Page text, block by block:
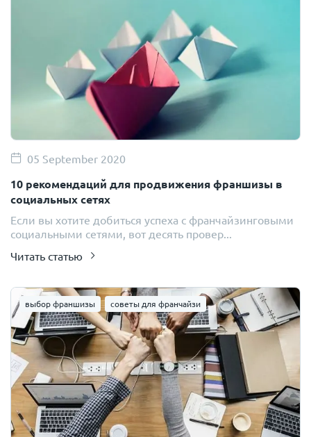
05 September 2020
10 рекомендаций для продвижения франшизы в
социальных сетях
Если вы хотите добиться успеха с франчайзинговыми
социальными сетями, вот десять провер...
Читать статью
выбор франшизы советы для франчайзи